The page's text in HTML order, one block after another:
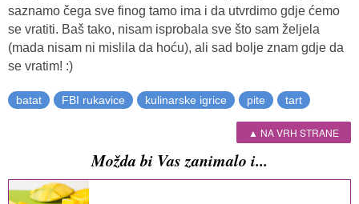
saznamo čega sve finog tamo ima i da utvrdimo gdje ćemo
se vratiti. Baš tako, nisam isprobala sve što sam željela
(mada nisam ni mislila da hoću), ali sad bolje znam gdje da
se vratim! :)
batat FBI rukavice kulinarske igrice pite tart
▲ NA VRH STRANE
Možda bi Vas zanimalo i...